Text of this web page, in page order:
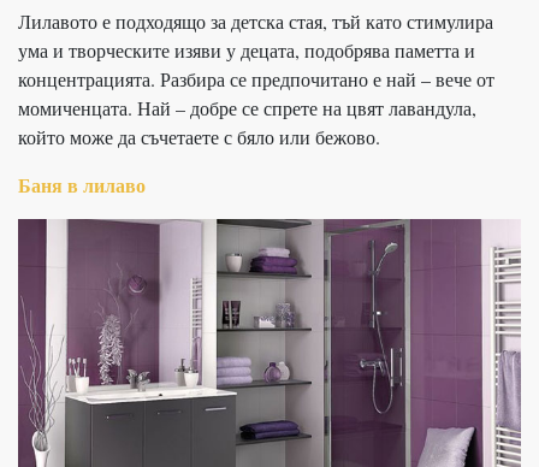
Лилавото е подходящо за детска стая, тъй като стимулира
ума и творческите изяви у децата, подобрява паметта и
концентрацията. Разбира се предпочитано е най – вече от
момиченцата. Най – добре се спрете на цвят лавандула,
който може да съчетаете с бяло или бежово.
Баня в лилаво